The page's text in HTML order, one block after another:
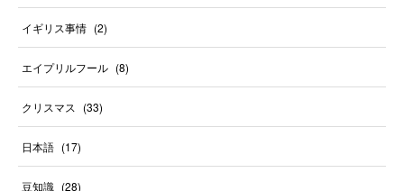
イギリス事情 (2)
エイプリルフール (8)
クリスマス (33)
日本語 (17)
豆知識 (28)